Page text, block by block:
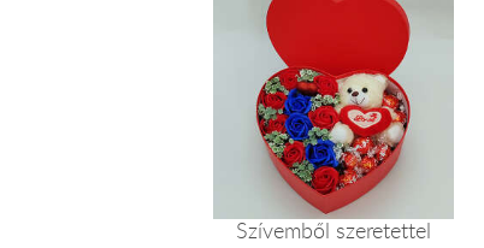
Szívemből szeretettel